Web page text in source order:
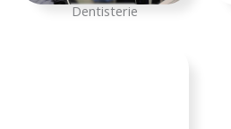
Dentisterie